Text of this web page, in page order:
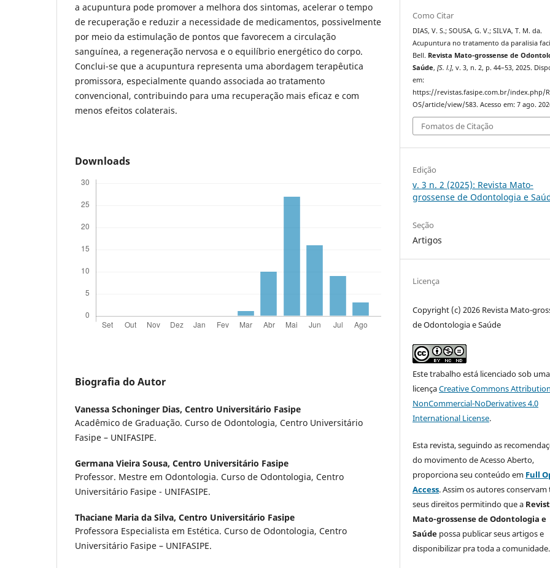
a acupuntura pode promover a melhora dos sintomas, acelerar o tempo
de recuperação e reduzir a necessidade de medicamentos, possivelmente
por meio da estimulação de pontos que favorecem a circulação
sanguínea, a regeneração nervosa e o equilíbrio energético do corpo.
Conclui-se que a acupuntura representa uma abordagem terapêutica
promissora, especialmente quando associada ao tratamento
convencional, contribuindo para uma recuperação mais eficaz e com
menos efeitos colaterais.
Downloads
Biografia do Autor
Vanessa Schoninger Dias, Centro Universitário Fasipe
Acadêmico de Graduação. Curso de Odontologia, Centro Universitário
Fasipe – UNIFASIPE.
Germana Vieira Sousa, Centro Universitário Fasipe
Professor. Mestre em Odontologia. Curso de Odontologia, Centro
Universitário Fasipe - UNIFASIPE.
Thaciane Maria da Silva, Centro Universitário Fasipe
Professora Especialista em Estética. Curso de Odontologia, Centro
Universitário Fasipe – UNIFASIPE.
Como Citar
DIAS, V. S.; SOUSA, G. V.; SILVA, T. M. da.
Acupuntura no tratamento da paralisia
Bell. Revista Mato-grossense de
Saúde,[S. l.], v. 3, n. 2, p. 44–53, 2025.
em:
https://revistas.fasipe.com.br/index.php/
OS/article/view/583. Acesso em: 7 ago.
Fomatos de Citação
Edição
v. 3 n. 2 (2025): Revista Mato-
grossense de Odontologia e
Seção
Artigos
Licença
Copyright (c) 2026 Revista Mato-
de Odontologia e Saúde
Este trabalho está licenciado sob uma
licençaCreative Commons
NonCommercial-NoDerivatives 4.0
International License.
Esta revista, seguindo as
do movimento de Acesso Aberto,
proporciona seu conteúdo em Full
Access. Assim os autores
seus direitos permitindo que a
Mato-grossense de Odontologia e
Saúde possa publicar seus artigos e
disponibilizar pra toda a comunidade.